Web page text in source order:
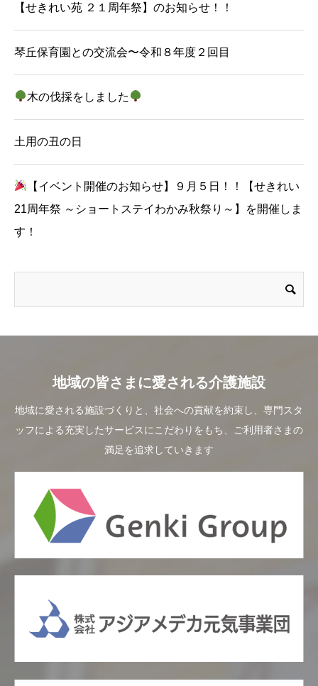
【せきれい苑 ２１周年祭】のお知らせ！！
琴丘保育園との交流会〜令和８年度２回目
木の伐採をしました
土用の丑の日
【イベント開催のお知らせ】９月５日！！【せきれい
21周年祭 ～ショートステイわかみ秋祭り～】を開催しま
す！
地域の皆さまに愛される介護施設
地域に愛される施設づくりと、社会への貢献を約束し、専門スタ
ッフによる充実したサービスにこだわりをもち、ご利用者さまの
満足を追求していきます